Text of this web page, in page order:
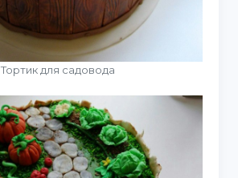
Тортик для садовода